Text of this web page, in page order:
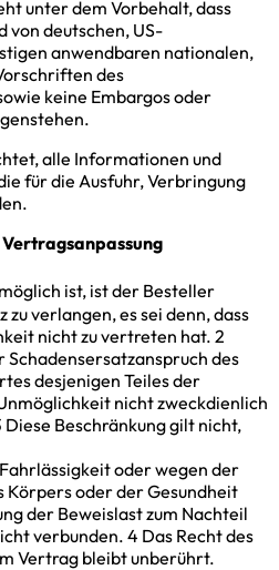
unter dem Vorbehalt, dass
von deutschen, US-
anwendbaren nationalen,
des
keine Embargos oder
alle Informationen und
für die Ausfuhr, Verbringung
ist, ist der Besteller
verlangen, es sei denn, dass
nicht zu vertreten hat. 2
Schadensersatzanspruch des
desjenigen Teiles der
nicht zweckdienlich
Beschränkung gilt nicht,
oder wegen der
Körpers oder der Gesundheit
der Beweislast zum Nachteil
verbunden. 4 Das Recht des
Vertrag bleibt unberührt.